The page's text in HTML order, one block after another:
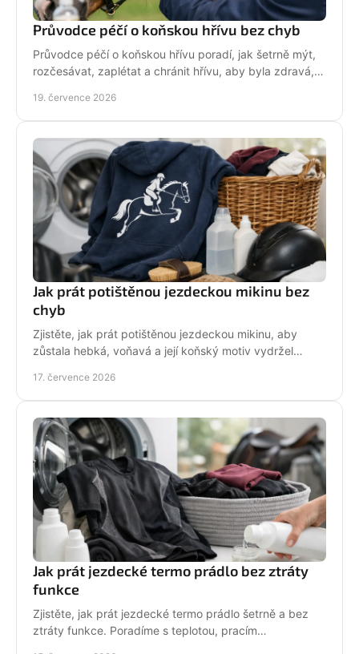
Průvodce péčí o koňskou hřívu bez chyb
Průvodce péčí o koňskou hřívu poradí, jak šetrně mýt,
rozčesávat, zaplétat a chránit hřívu, aby byla zdravá,
19. července 2026
Jak prát potištěnou jezdeckou mikinu bez
chyb
Zjistěte, jak prát potištěnou jezdeckou mikinu, aby
zůstala hebká, voňavá a její koňský motiv vydržel
17. července 2026
Jak prát jezdecké termo prádlo bez ztráty
funkce
Zjistěte, jak prát jezdecké termo prádlo šetrně a bez
ztráty funkce. Poradíme s teplotou, pracím